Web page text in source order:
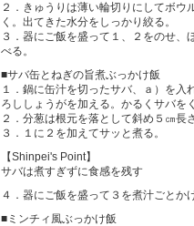
２．きゅうりは薄い輪切りにしてボウ
く。出てきた水分をしっかり絞る。
３．器にご飯を盛って１、２をのせ
べる。
■サバ缶とねぎの旨煮ぶっかけ飯
１．鍋に缶汁を切ったサバ、ａ）を入
ろししょうがを加える。かるくサバを
２．分葱は根元を落として斜め５㎝長
３．１に２を加えてサッと煮る。
【Shinpei's Point】
サバは煮すぎずに食感を残す
４．器にご飯を盛って３を煮汁ごとか
■ミンチィ風ぶっかけ飯